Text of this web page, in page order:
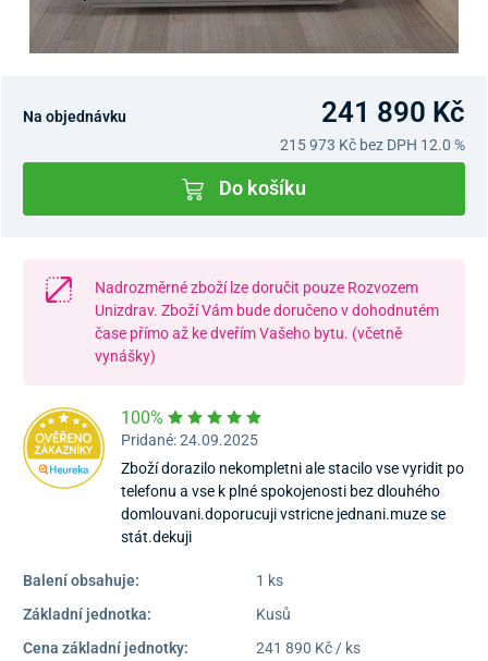
Na objednávku 241 890 Kč
215 973 Kč bez DPH 12.0 %
Do košíku
Nadrozměrné zboží lze doručit pouze Rozvozem
Unizdrav. Zboží Vám bude doručeno v dohodnutém
čase přímo až ke dveřím Vašeho bytu. (včetně
vynášky)
100%
Pridané: 24.09.2025
Zboží dorazilo nekompletni ale stacilo vse vyridit po
telefonu a vse k plné spokojenosti bez dlouhého
domlouvani.doporucuji vstricne jednani.muze se
stát.dekuji
Balení obsahuje:
1 ks
Základní jednotka:
Kusů
Cena základní jednotky:
241 890 Kč / ks